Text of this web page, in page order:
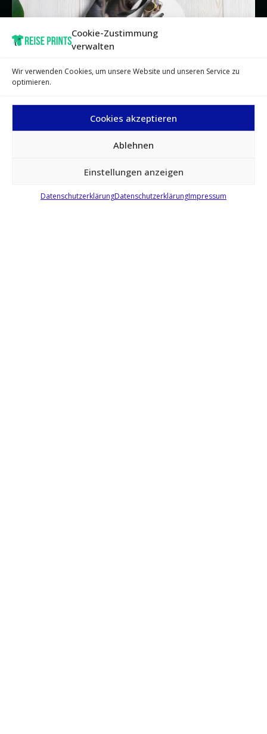
Cookie-Zustimmung
verwalten
Wir verwenden Cookies, um unsere Website und unseren Service zu
optimieren.
Cookies akzeptieren
Ablehnen
Einstellungen anzeigen
DatenschutzerklärungDatenschutzerklärungImpressum
FLIP FLOPS